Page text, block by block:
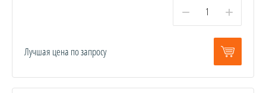
− +
Лучшая цена по запросу